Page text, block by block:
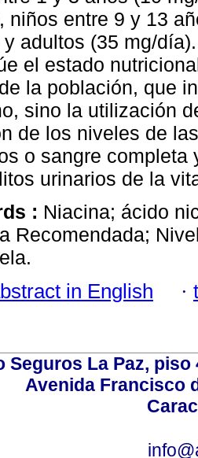
niños entre 9 y 13
adultos (35 mg/
el estado
la población, que
sino la utilización
de los niveles de
o sangre
urinarios de la
: Niacina; ácido
Recomendada;
in English ·
Seguros La Paz,
Avenida Francisco